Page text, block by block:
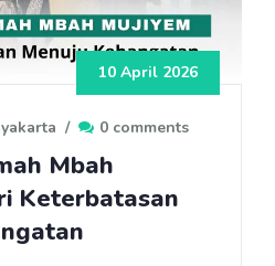
10 April 2026
/ 0 comments
Mbah
Keterbatasan